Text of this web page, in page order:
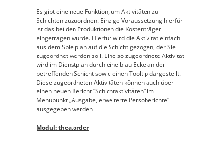
Es gibt eine neue Funktion, um Aktivitäten zu
Schichten zuzuordnen. Einzige Voraussetzung hierfür
ist das bei den Produktionen die Kostenträger
eingetragen wurde. Hierfür wird die Aktivität einfach
aus dem Spielplan auf die Schicht gezogen, der Sie
zugeordnet werden soll. Eine so zugeordnete Aktivität
wird im Dienstplan durch eine blau Ecke an der
betreffenden Schicht sowie einen Tooltip dargestellt.
Diese zugeordneten Aktivitäten können auch über
einen neuen Bericht “Schichtaktivitäten“ im
Menüpunkt „Ausgabe, erweiterte Persoberichte“
ausgegeben werden
Modul: thea.order